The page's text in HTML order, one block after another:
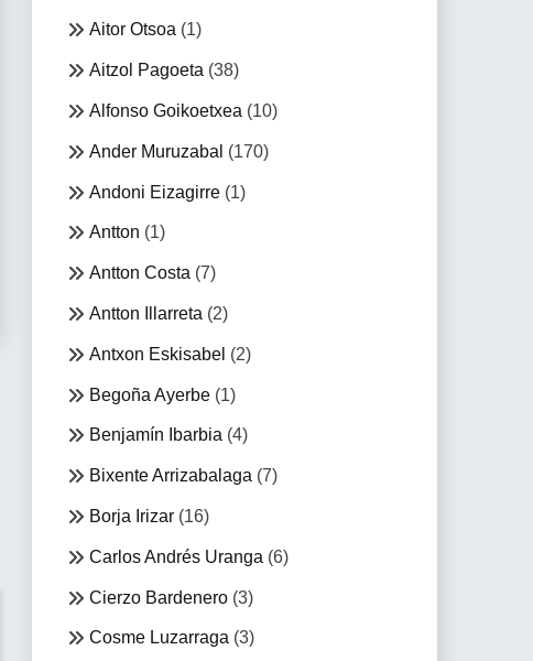
Aitor Otsoa (1)
Aitzol Pagoeta (38)
Alfonso Goikoetxea (10)
Ander Muruzabal (170)
Andoni Eizagirre(1)
Antton (1)
Antton Costa (7)
Antton Illarreta (2)
Antxon Eskisabel (2)
Begoña Ayerbe(1)
Benjamín Ibarbia (4)
Bixente Arrizabalaga (7)
Borja Irizar(16)
Carlos Andrés Uranga (6)
Cierzo Bardenero(3)
Cosme Luzarraga (3)